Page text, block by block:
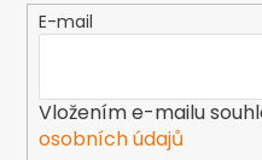
E-mail
Vložením e-mailu
osobních údajů